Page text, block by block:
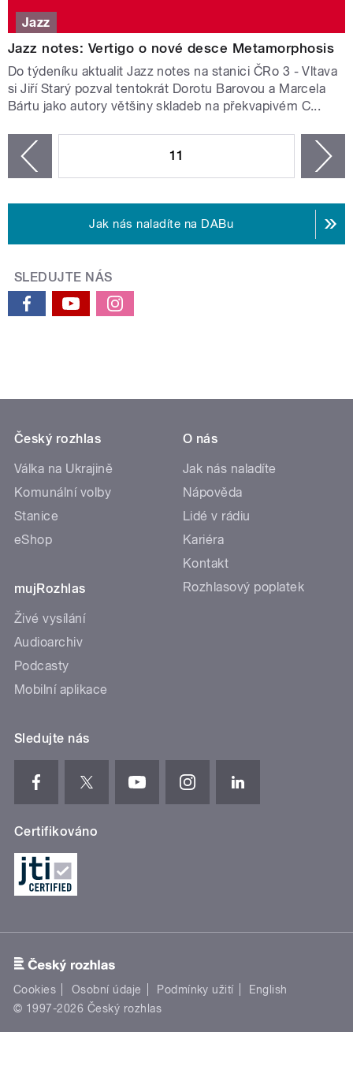
Jazz
Jazz notes: Vertigo o nové desce Metamorphosis
Do týdeníku aktualit Jazz notes na stanici ČRo 3 - Vltava
si Jiří Starý pozval tentokrát Dorotu Barovou a Marcela
Bártu jako autory většiny skladeb na překvapivém C...
11
Jak nás naladíte na DABu
SLEDUJTE NÁS
Český rozhlas
Válka na Ukrajině
Komunální volby
Stanice
eShop
mujRozhlas
Živé vysílání
Audioarchiv
Podcasty
Mobilní aplikace
O nás
Jak nás naladíte
Nápověda
Lidé v rádiu
Kariéra
Kontakt
Rozhlasový poplatek
Sledujte nás
Certifikováno
Cookies Osobní údaje Podmínky užití
English
© 1997-2026 Český rozhlas